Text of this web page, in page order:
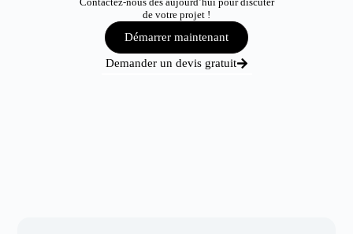
de votre projet !
Démarrer maintenant
Demander un devis gratuit